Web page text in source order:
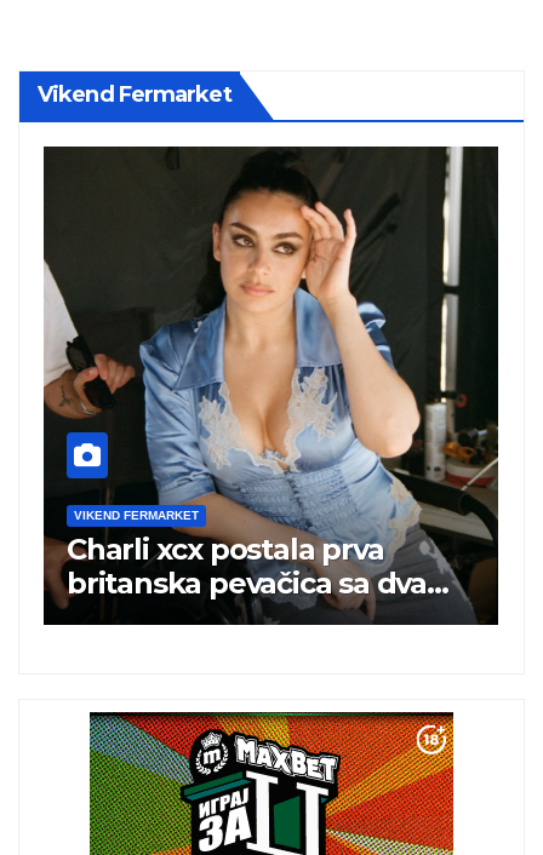
Vikend Fermarket
VIKEND FERMARKET
Pouzdano poslovanje i
kontinuitet rasta